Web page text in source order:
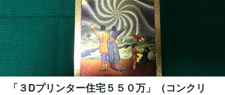
「３Dプリンター住宅５５０万」（コンクリ